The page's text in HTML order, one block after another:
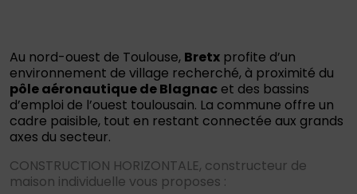
Au nord-ouest de Toulouse, Bretx profite d’un
environnement de village recherché, à proximité du
pôle aéronautique de Blagnac et des bassins
d’emploi de l’ouest toulousain. La commune offre un
cadre paisible, tout en restant connectée aux grands
axes du secteur.
CONSTRUCTION HORIZONTALE, constructeur de
maison individuelle vous proposes :